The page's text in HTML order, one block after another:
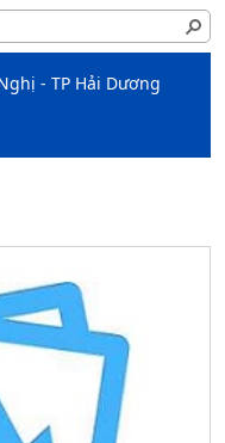
- TP Hải Dương